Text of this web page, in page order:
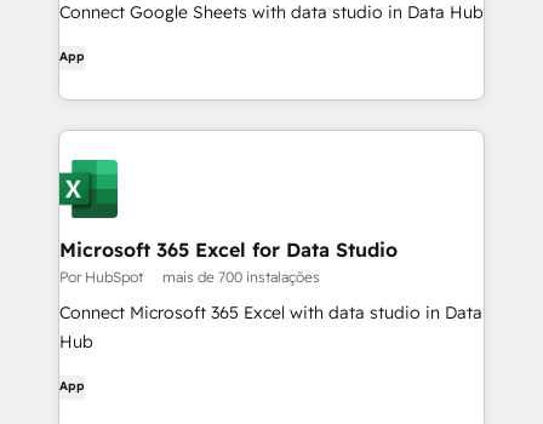
Connect Google Sheets with data studio in Data Hub
App
Microsoft 365 Excel for Data Studio
Por HubSpot mais de 700 instalações
Connect Microsoft 365 Excel with data studio in Data
Hub
App